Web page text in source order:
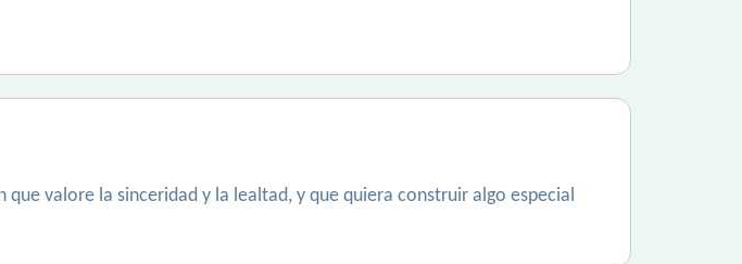
valore la sinceridad y la lealtad, y que quiera construir algo especial